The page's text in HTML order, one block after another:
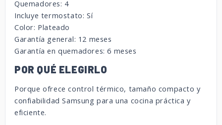
Quemadores: 4
Incluye termostato: Sí
Color: Plateado
Garantía general: 12 meses
Garantía en quemadores: 6 meses
POR QUÉ ELEGIRLO
Porque ofrece control térmico, tamaño compacto y
confiabilidad Samsung para una cocina práctica y
eficiente.